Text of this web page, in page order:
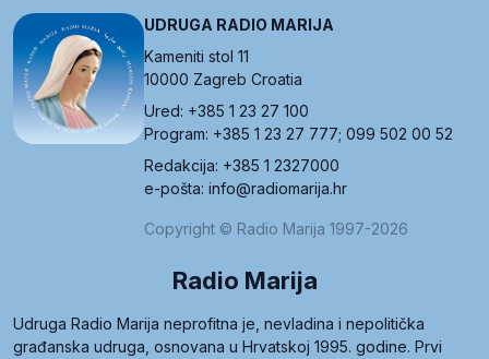
UDRUGA RADIO MARIJA
Kameniti stol 11
10000 Zagreb Croatia
Ured: +385 1 23 27 100
Program: +385 1 23 27 777; 099 502 00 52
Redakcija: +385 1 2327000
e-pošta: info@radiomarija.hr
Copyright © Radio Marija 1997-2026
Radio Marija
Udruga Radio Marija neprofitna je, nevladina i nepolitička
građanska udruga, osnovana u Hrvatskoj 1995. godine. Prvi